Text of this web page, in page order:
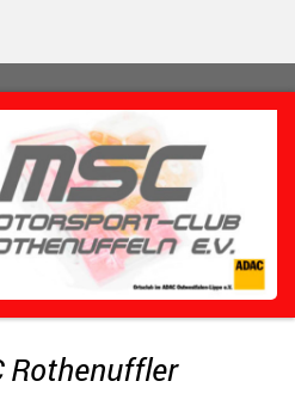
Rothenuffler